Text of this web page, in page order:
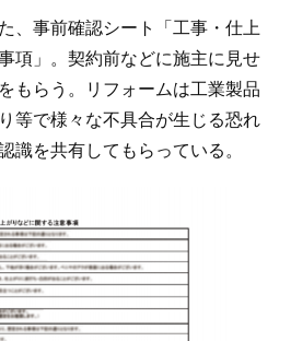
、事前確認シート「工事・仕上
項」。契約前などに施主に見せ
もらう。リフォームは工業製品
等で様々な不具合が生じる恐れ
識を共有してもらっている。